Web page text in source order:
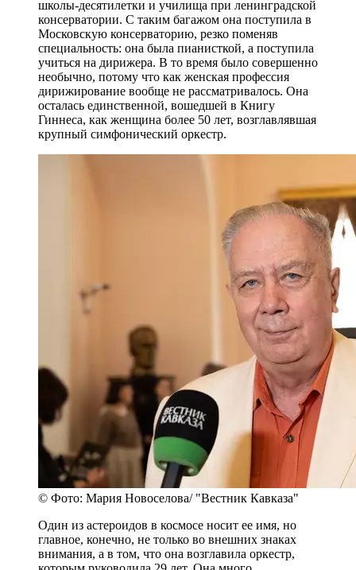
В конце 1980-х я прилетел в Мадрид по
приглашению правящей тогда политической
партии. И тогдашний советский посол в Испании
Сергей Калистратович Романовский, который
вместо того, чтобы обсуждать со мной вопросы,
по которым я приехал, все время рассказывал о
впечатлениях от концертов Вероники Борисовны
в Мадриде. И еще один запоминающийся случай.
Как-то концерт Вероники Дударовой задержали
из-за того, что на него должен был приехать член
- Дзасохов
Ректор Московской консерватории Александр
Вероника Борисовна связана с консерваторией
очень тесно. До этого она прошла великолепный
профессиональный путь, начиная с бакинской
школы-десятилетки и училища при ленинградской
консерватории. С таким багажом она поступила в
Московскую консерваторию, резко поменяв
специальность: она была пианисткой, а поступила
учиться на дирижера. В то время было совершенно
необычно, потому что как женская профессия
дирижирование вообще не рассматривалось. Она
осталась единственной, вошедшей в Книгу
Гиннеса, как женщина более 50 лет, возглавлявшая
крупный симфонический оркестр.